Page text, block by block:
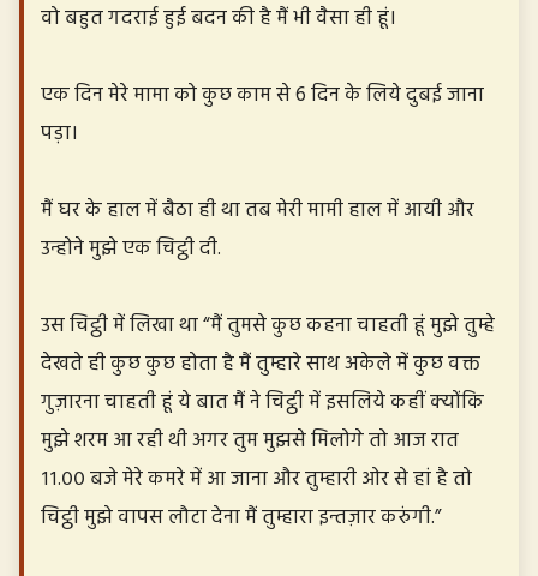
वो बहुत गदराई हुई बदन की है मैं भी वैसा ही हूं।
एक दिन मेरे मामा को कुछ काम से 6 दिन के लिये दुबई जाना
पड़ा।
मैं घर के हाल में बैठा ही था तब मेरी मामी हाल में आयी और
उन्होने मुझे एक चिट्ठी दी.
उस चिट्ठी में लिखा था “मैं तुमसे कुछ कहना चाहती हूं मुझे तुम्हे
देखते ही कुछ कुछ होता है मैं तुम्हारे साथ अकेले में कुछ वक्त
गुज़ारना चाहती हूं ये बात मैं ने चिट्ठी में इसलिये कहीं क्योंकि
मुझे शरम आ रही थी अगर तुम मुझसे मिलोगे तो आज रात
११.०० बजे मेरे कमरे में आ जाना और तुम्हारी ओर से हां है तो
चिट्ठी मुझे वापस लौटा देना मैं तुम्हारा इन्तज़ार करुंगी.”